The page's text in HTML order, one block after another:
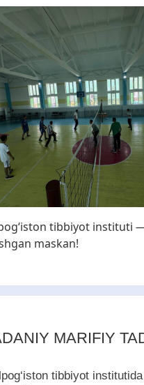
tibbiyot instituti
maskan!
MARIFIY
tibbiyot